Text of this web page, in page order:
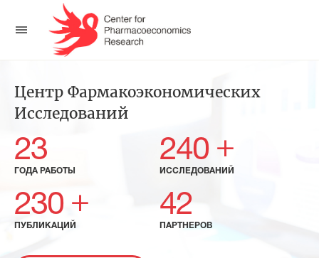
Центр Фармакоэкономических
Исследований
23
ГОДА РАБОТЫ
240 +
ИССЛЕДОВАНИЙ
230 +
ПУБЛИКАЦИЙ
42
ПАРТНЕРОВ